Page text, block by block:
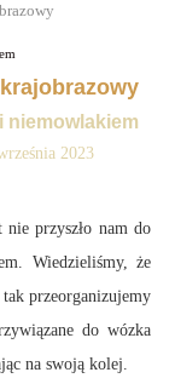
niemowlakiem
2023
przyszło nam do
Wiedzieliśmy, że
przeorganizujemy
do wózka
na swoją kolej.